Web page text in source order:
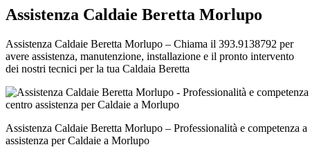
Assistenza Caldaie Beretta Morlupo
Assistenza Caldaie Beretta Morlupo – Chiama il 393.9138792 per
avere assistenza, manutenzione, installazione e il pronto intervento
dei nostri tecnici per la tua Caldaia Beretta
Assistenza Caldaie Beretta Morlupo – Professionalità e competenza
assistenza per Caldaie a Morlupo